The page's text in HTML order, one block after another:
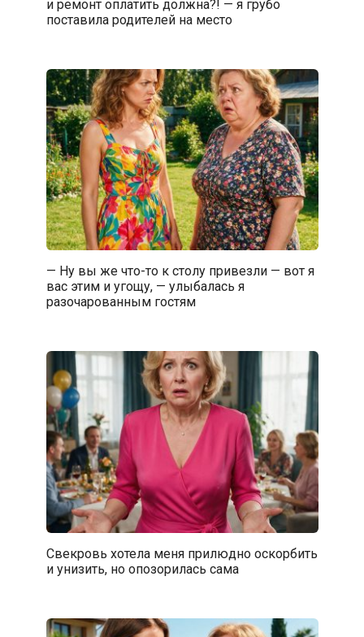
и ремонт оплатить должна?! — я грубо
поставила родителей на место
— Ну вы же что-то к столу привезли — вот я
вас этим и угощу, — улыбалась я
разочарованным гостям
Свекровь хотела меня прилюдно оскорбить
и унизить, но опозорилась сама